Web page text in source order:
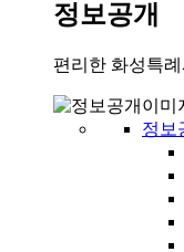
정보공개
편리한 화성특
정보